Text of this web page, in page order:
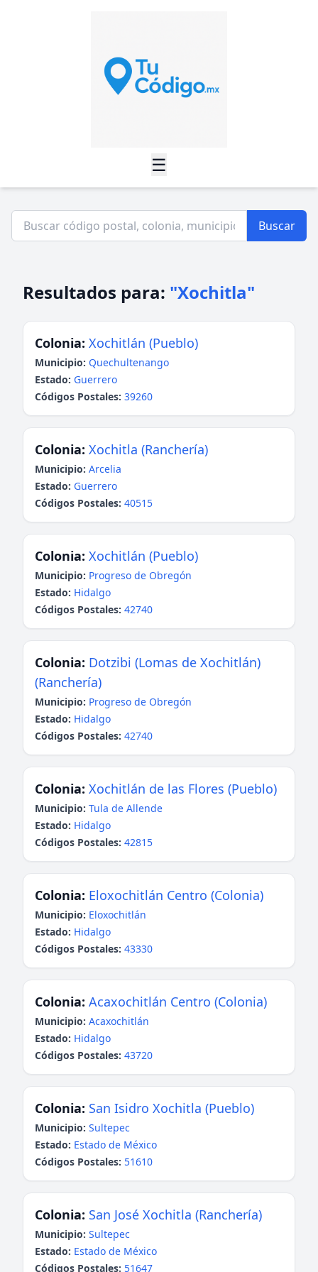
☰
Buscar
Resultados para: "Xochitla"
Colonia: Xochitlán (Pueblo)
Municipio: Quechultenango
Estado: Guerrero
Códigos Postales: 39260
Colonia: Xochitla (Ranchería)
Municipio: Arcelia
Estado: Guerrero
Códigos Postales: 40515
Colonia: Xochitlán (Pueblo)
Municipio: Progreso de Obregón
Estado: Hidalgo
Códigos Postales: 42740
Colonia: Dotzibi (Lomas de Xochitlán)
(Ranchería)
Municipio: Progreso de Obregón
Estado: Hidalgo
Códigos Postales: 42740
Colonia: Xochitlán de las Flores (Pueblo)
Municipio: Tula de Allende
Estado: Hidalgo
Códigos Postales: 42815
Colonia: Eloxochitlán Centro (Colonia)
Municipio: Eloxochitlán
Estado: Hidalgo
Códigos Postales: 43330
Colonia: Acaxochitlán Centro (Colonia)
Municipio: Acaxochitlán
Estado: Hidalgo
Códigos Postales: 43720
Colonia: San Isidro Xochitla (Pueblo)
Municipio: Sultepec
Estado: Estado de México
Códigos Postales: 51610
Colonia: San José Xochitla (Ranchería)
Municipio: Sultepec
Estado: Estado de México
Códigos Postales: 51647